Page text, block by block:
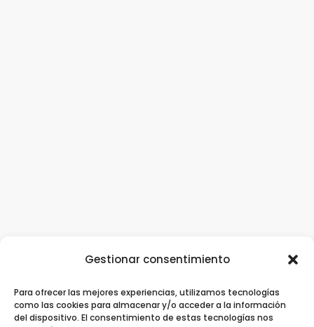
Gestionar consentimiento
Para ofrecer las mejores experiencias, utilizamos tecnologías
como las cookies para almacenar y/o acceder a la información
del dispositivo. El consentimiento de estas tecnologías nos
Clínica Dental Ziortza Ugarte/Implantes
dentales/Ortodoncia/Ortodoncia invisible